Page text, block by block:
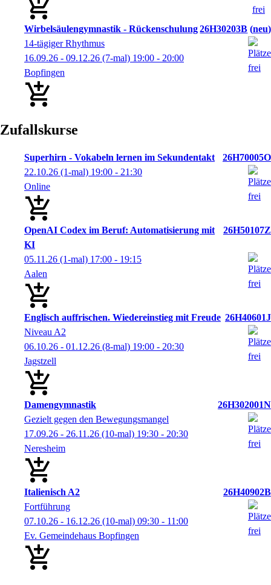
Wirbelsäulengymnastik - Rückenschulung 26H30203B neu
14-tägiger Rhythmus
16.09.26 - 09.12.26 (7-mal) 19:00 - 20:00
Bopfingen
Zufallskurse
Superhirn - Vokabeln lernen im Sekundentakt
26H70005O
22.10.26 (1-mal) 19:00 - 21:30
Online
OpenAI Codex im Beruf: Automatisierung mit
KI
26H50107Z
05.11.26 (1-mal) 17:00 - 19:15
Aalen
Englisch auffrischen. Wiedereinstieg mit Freude 26H40601J
Niveau A2
06.10.26 - 01.12.26 (8-mal) 19:00 - 20:30
Jagstzell
Damengymnastik
26H302001N
Gezielt gegen den Bewegungsmangel
17.09.26 - 26.11.26 (10-mal) 19:30 - 20:30
Neresheim
Italienisch A2
26H40902B
Fortführung
07.10.26 - 16.12.26 (10-mal) 09:30 - 11:00
Ev. Gemeindehaus Bopfingen